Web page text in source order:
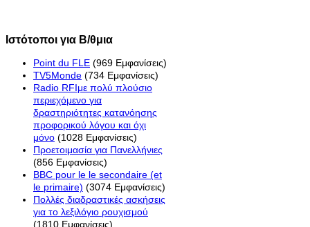
Ιστότοποι για Β/θμια
Point du FLE (969 Εμφανίσεις)
TV5Monde (734 Εμφανίσεις)
Radio RFIμε πολύ πλούσιο
περιεχόμενο για
δραστηριότητες κατανόησης
προφορικού λόγου και όχι
μόνο (1028 Εμφανίσεις)
Προετοιμασία για Πανελλήνιες
(856 Εμφανίσεις)
BBC pour le le secondaire (et
le primaire) (3074 Εμφανίσεις)
Πολλές διαδραστικές ασκήσεις
για το λεξιλόγιο ρουχισμού
(1810 Εμφανίσεις)